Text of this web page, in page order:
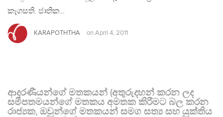
කෑගසති. ජාතික…
KARAPOTHTHA on April 4, 2011
ආදරණීයන්ගේ මතකයන් (අතුරුදහන් කරන ලද
සමීපතමයන්ගේ මතකය අමතක කිරීමට බල කරන
රාජ්‍යක, ඔවුන්ගේ මතකයන් සමග සත්‍ය සහ යුක්තිය